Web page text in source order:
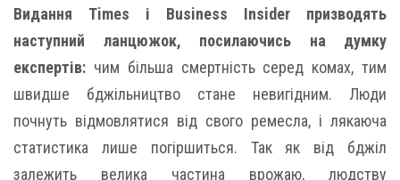
Видання Times і Business Insider призводять
наступний ланцюжок, посилаючись на думку
експертів: чим більша смертність серед комах, тим
швидше бджільництво стане невигідним. Люди
почнуть відмовлятися від свого ремесла, і лякаюча
статистика лише погіршиться. Так як від бджіл
залежить велика частина врожаю, людству